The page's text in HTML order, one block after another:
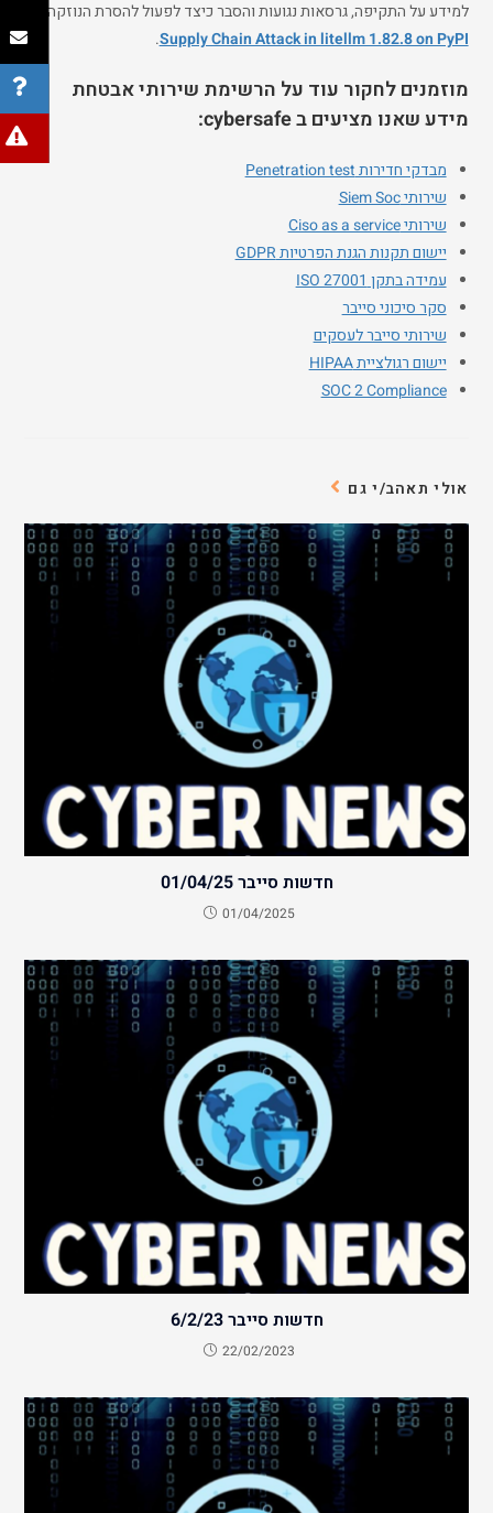
למידע על התקיפה, גרסאות נגועות והסבר כיצד לפעול להסרת הנוזקה:
Supply Chain Attack in litellm 1.82.8 on PyPI
.
מוזמנים לחקור עוד על הרשימת שירותי אבטחת
מידע שאנו מציעים ב cybersafe:
מבדקי חדירות Penetration test
שירותי Siem Soc
שירותי Ciso as a service
יישום תקנות הגנת הפרטיות GDPR
עמידה בתקן ISO 27001
סקר סיכוני סייבר
שירותי סייבר לעסקים
יישום רגולציית HIPAA
SOC 2 Compliance
אולי תאהב/י גם
חדשות סייבר 01/04/25
01/04/2025
חדשות סייבר 6/2/23
22/02/2023